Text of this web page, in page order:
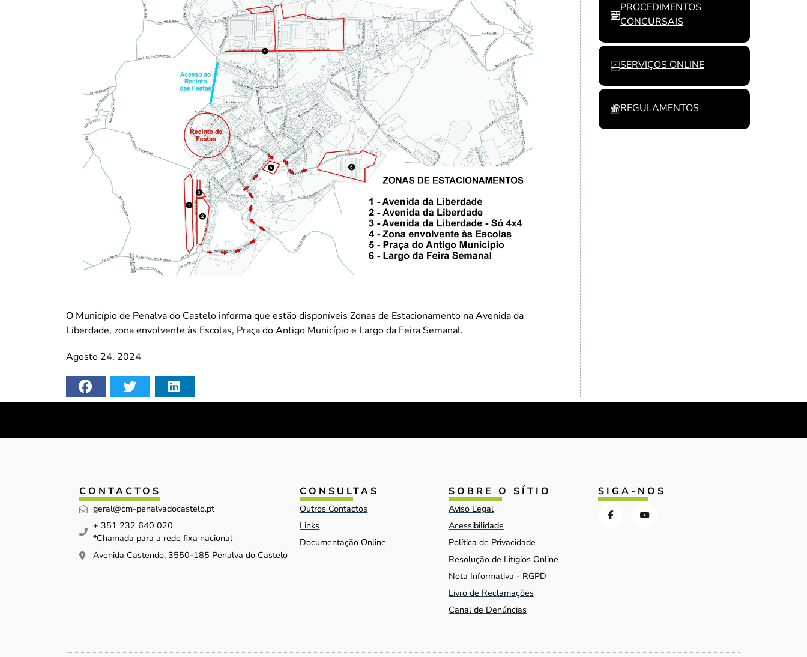
O Município de Penalva do Castelo informa que estão disponíveis Zonas de Estacionamento na Avenida da
Liberdade, zona envolvente às Escolas, Praça do Antigo Município e Largo da Feira Semanal.
Agosto 24, 2024
PROCEDIMENTOS
CONCURSAIS
SERVIÇOS ONLINE
REGULAMENTOS
CONTACTOS
geral@cm-penalvadocastelo.pt
+ 351 232 640 020
*Chamada para a rede fixa nacional
Avenida Castendo, 3550-185 Penalva do Castelo
CONSULTAS
Outros Contactos
Links
Documentação Online
SOBRE O SÍTIO
Aviso Legal
Acessibilidade
Política de Privacidade
Resolução de Litígios Online
Nota Informativa - RGPD
Livro de Reclamações
Canal de Denúncias
SIGA-NOS